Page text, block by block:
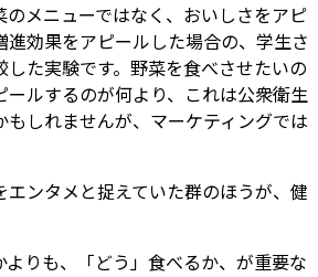
メニューではなく、おいしさをアピ
進効果をアピールした場合の、学生さ
た実験です。野菜を食べさせたいの
ールするのが何より、これは公衆衛生
もしれませんが、マーケティングでは
ンタメと捉えていた群のほうが、健
りも、「どう」食べるか、が重要な